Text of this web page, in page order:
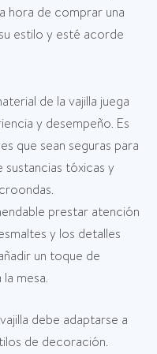
hora de comprar una
estilo y esté acorde
de la vajilla juega
y desempeño. Es
que sean seguras para
sustancias tóxicas y
prestar atención
y los detalles
un toque de
mesa.
debe adaptarse a
de decoración.